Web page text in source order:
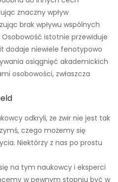
znaczny wpływ
brak wpływu wspólnych
istotnie przewiduje
dodaje niewiele fenotypowo
osiągnięć akademickich
osobowości, zwłaszcza
odkryli, że żwir nie jest tak
czego możemy się
Niektórzy z nas po prostu
na tym naukowcy i eksperci
w pewnym stopniu być w